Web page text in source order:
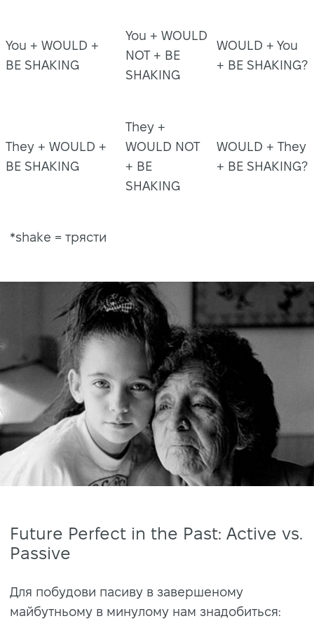
You + WOULD +
BE SHAKING
You + WOULD
NOT + BE
SHAKING
WOULD + You
+ BE SHAKING?
They + WOULD +
BE SHAKING
They +
WOULD NOT
+ BE
SHAKING
WOULD + They
+ BE SHAKING?
*shake = трясти
Future Perfect in the Past: Active vs.
Passive
Для побудови пасиву в завершеному
майбутньому в минулому нам знадобиться: